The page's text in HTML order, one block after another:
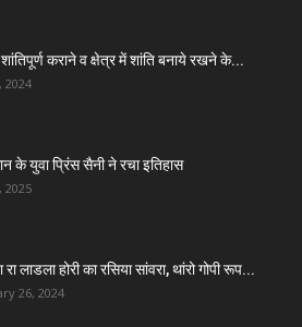
कराने व क्षेत्र में शांति बनाये रखने के...
2024
के युवा प्रिंस सैनी ने रचा इतिहास
2025
रा लाडला होरी का रसिया सांवरा, थांरो गोपी रूप...
26, 2024